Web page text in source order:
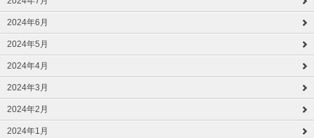
2024年6月
2024年5月
2024年4月
2024年3月
2024年2月
2024年1月